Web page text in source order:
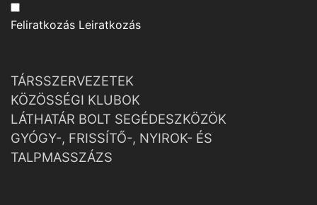
Feliratkozás Leiratkozás
TÁRSSZERVEZETEK
KÖZÖSSÉGI KLUBOK
LÁTHATÁR BOLT SEGÉDESZKÖZÖK
GYÓGY-, FRISSÍTŐ-, NYIROK- ÉS
TALPMASSZÁZS